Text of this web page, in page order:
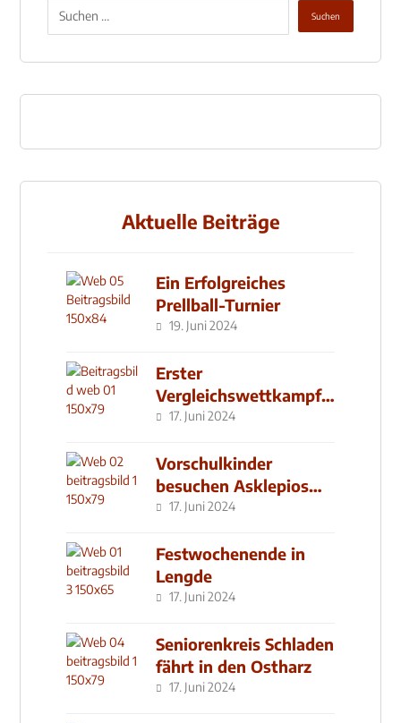
Aktuelle Beiträge
Ein Erfolgreiches
Prellball-Turnier
19. Juni 2024
Erster
Vergleichswettkampf
seit 2019
17. Juni 2024
Vorschulkinder
besuchen Asklepios
Klinik
17. Juni 2024
Festwochenende in
Lengde
17. Juni 2024
Seniorenkreis Schladen
fährt in den Ostharz
17. Juni 2024